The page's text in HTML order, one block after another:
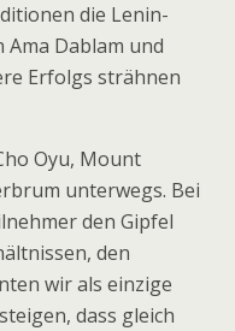
die Lenin-
Ama Dablam und
Erfolgs strähnen
Oyu, Mount
unterwegs. Bei
den Gipfel
den
wir als einzige
dass gleich